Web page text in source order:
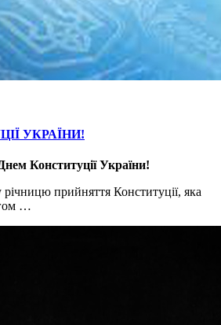
УКРАЇНИ!
Конституції України!
річницю прийняття Конституції, яка
…